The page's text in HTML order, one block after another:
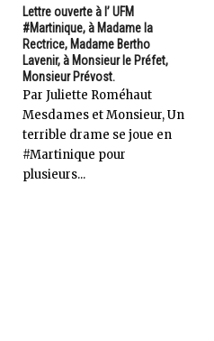
Lettre ouverte à l’ UFM
#Martinique, à Madame la
Rectrice, Madame Bertho
Lavenir, à Monsieur le Préfet,
Monsieur Prévost.
Par Juliette Roméhaut
Mesdames et Monsieur, Un
terrible drame se joue en
#Martinique pour
plusieurs...